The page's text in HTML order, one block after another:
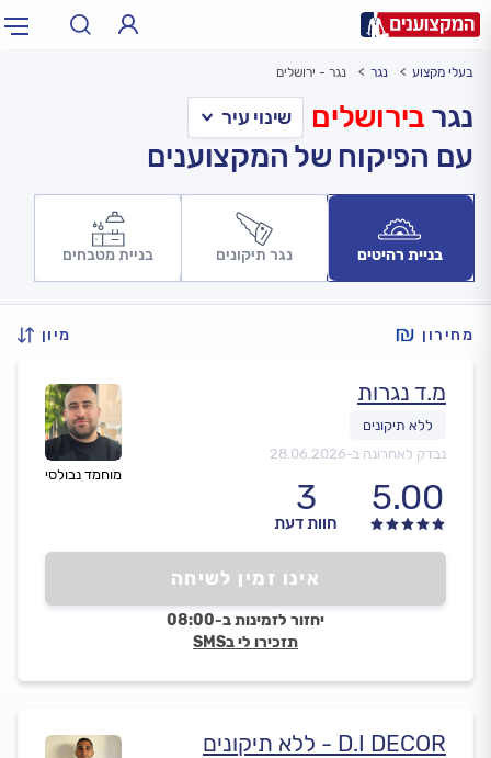
עירעיר: תל אביב, חיפה…
בעלי מקצוע נגר נגר - ירושלים
נגר בירושלים
עם הפיקוח של המקצוענים
בניית רהיטים נגר תיקונים בניית מטבחים
מחירון מיון
מוחמד נבולסי
מ.ד נגרות
נבדק לאחרונה ב-28.06.2026
5.00
3
חוות דעת
אינו זמין לשיחה
יחזור לזמינות ב-08:00
תזכירו לי בSMS
D.I DECOR - ללא תיקונים